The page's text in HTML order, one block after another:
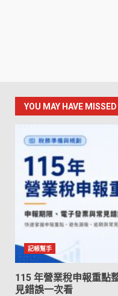
YOU MAY HAVE MISSED
記帳幫手
115 年營業稅申報重點
見錯誤一次看